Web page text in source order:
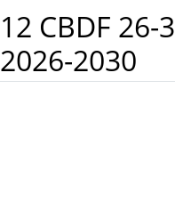
12 CBDF
2026-2030